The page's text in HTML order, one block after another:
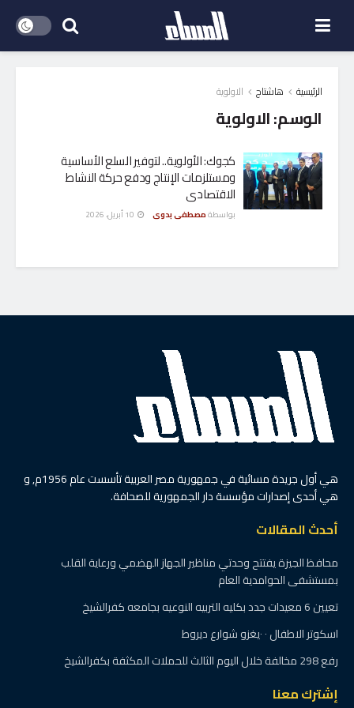
الرئيسية هاشتاج الاولوية
الوسم:الاولوية
كجوك: الأولوية.. لتوفير السلع الأساسية
ومستلزمات الإنتاج ودفع حركة النشاط
الاقتصادى
بواسطةمصطفى بدوى
هي أول جريدة مسائية في جمهورية مصر العربية تأسست عام 1956م, و
هي أحدى إصدارات مؤسسة دار الجمهورية للصحافة.
أحدث المقالات
محافظ الجيزة يفتتح وحدتي مناظير الجهاز الهضمي ورعاية القلب
بمستشفى الحوامدية العام
تعيين 6 معيدات جدد بكليه التربيه النوعيه بجامعه كفرالشيخ
اسكوتر الاطفال ٠ ٠يغزو شوارع ديروط
رفع 298 مخالفة خلال اليوم الثالث للحملات المكثفة بكفرالشيخ
إشترك معنا